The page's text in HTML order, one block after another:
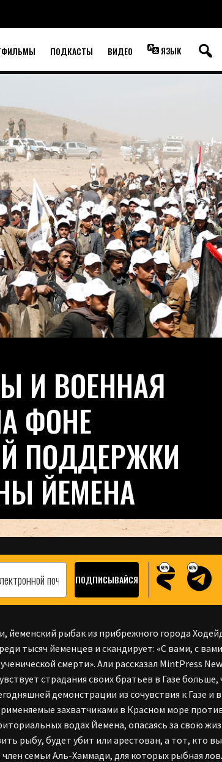
ПОДКАСТЫ ВИДЕО ЯЗЫК
И ВОЕННАЯ
ФОНЕ
ПОДДЕРЖКИ
ЙЕМЕНА
йеменский рыбак из прибрежного города
тысяч йеменцев и скандирует: «С вами, с
смерти». Али рассказал MintPress
страдания своих братьев в Газе
демонстрации из сочувствия к Газе и
захватчиками в Красном море
водах Йемена, опасаясь за свою
рыбу, будет убит или арестован, а тот, кто
семьи Аль-Хаммади, для которых рыбная